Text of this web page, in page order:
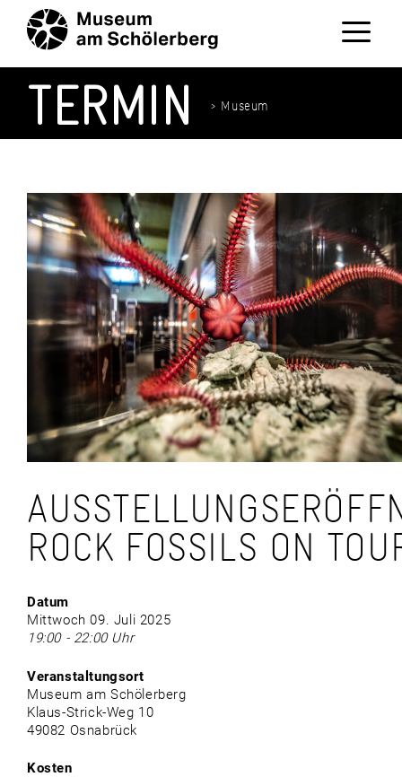
Inhalt
springen
TERMIN > Museum
ROCK FOSSILS ON
Datum
Mittwoch 09. Juli 2025
19:00 - 22:00 Uhr
Veranstaltungsort
Museum am Schölerberg
Klaus-Strick-Weg 10
49082 Osnabrück
Kosten